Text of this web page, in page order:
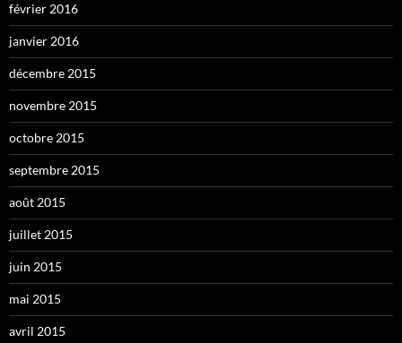
février 2016
janvier 2016
décembre 2015
novembre 2015
octobre 2015
septembre 2015
août 2015
juillet 2015
juin 2015
mai 2015
avril 2015